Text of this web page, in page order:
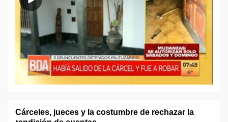
Cárceles, jueces y la costumbre de rechazar la